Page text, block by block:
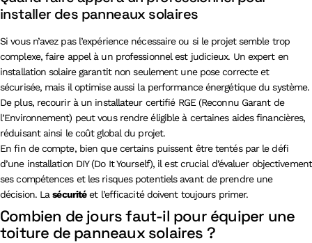
installer des panneaux solaires
Si vous n’avez pas l’expérience nécessaire ou si le projet semble trop
complexe, faire appel à un professionnel est judicieux. Un expert en
installation solaire garantit non seulement une pose correcte et
sécurisée, mais il optimise aussi la performance énergétique du système.
De plus, recourir à un installateur certifié RGE (Reconnu Garant de
l’Environnement) peut vous rendre éligible à certaines aides financières,
réduisant ainsi le coût global du projet.
En fin de compte, bien que certains puissent être tentés par le défi
d’une installation DIY (Do It Yourself), il est crucial d’évaluer objectivement
ses compétences et les risques potentiels avant de prendre une
décision. Lasécuritéet l’efficacité doivent toujours primer.
Combien de jours faut-il pour équiper une
toiture de panneaux solaires ?